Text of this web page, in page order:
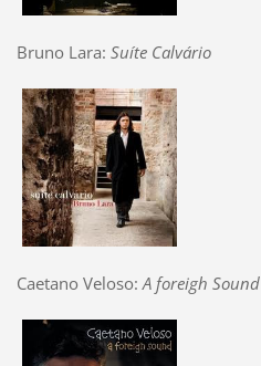
Bruno Lara: Suíte Calvário
Caetano Veloso: A foreigh Sound